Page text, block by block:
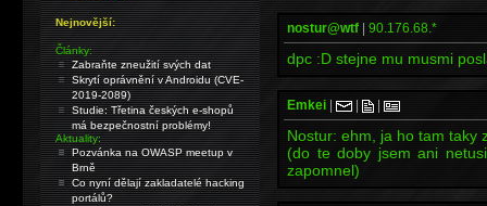
nostur@wtf 90.176.68.*
dpc :D stejne mu musmi
Emkei
Nostur: ehm, ja ho tam taky
(do te doby jsem ani
zapomnel)
Nejnovější:
Články:
Zabraňte zneužití svých dat
Skrytí oprávnění v Androidu (CVE-
2019-2089)
Studie: Třetina českých e-shopů
má bezpečnostní problémy!
Aktuality:
Pozvánka na OWASP meetup v
Brně
Co nyní dělají zakladatelé hacking
portálů?